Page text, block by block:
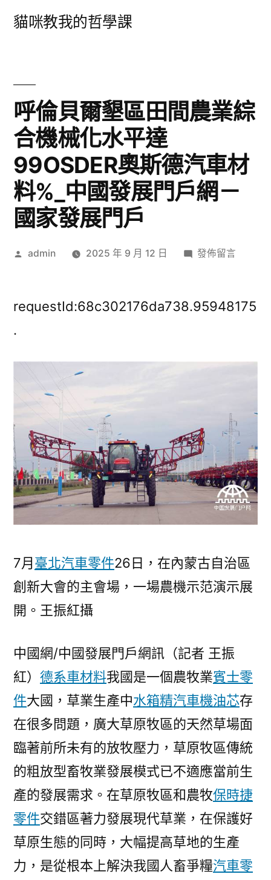
貓咪教我的哲學課
呼倫貝爾墾區田間農業綜
合機械化水平達
99OSDER奧斯德汽車材
料%_中國發展門戶網－
國家發展門戶
作
admin 2025 年 9 月 12 日
在
貝
綜
合
機
械
化
水
達
奧
車
材
料%_
中
國
發
門
戶
網
國
家
發佈留言
requestId:68c302176da738.95948175
.
7月臺北汽車零件26日，在內蒙古自治區
創新大會的主會場，一場農機示范演示展
開。王振紅攝
中國網/中國發展門戶網訊（記者 王振
紅） 德系車材料我國是一個農牧業賓士零
件大國，草業生產中水箱精汽車機油芯存
在很多問題，廣大草原牧區的天然草場面
臨著前所未有的放牧壓力，草原牧區傳統
的粗放型畜牧業發展模式已不適應當前生
產的發展需求。在草原牧區和農牧保時捷
零件交錯區著力發展現代草業，在保護好
草原生態的同時，大幅提高草地的生產
力，是從根本上解決我國人畜爭糧汽車零